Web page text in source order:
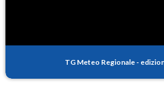
TG Meteo Regionale -